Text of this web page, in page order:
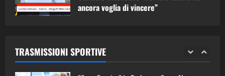
ancora voglia di vincere”
TRASMISSIONI SPORTIVE
2 28/04/2026